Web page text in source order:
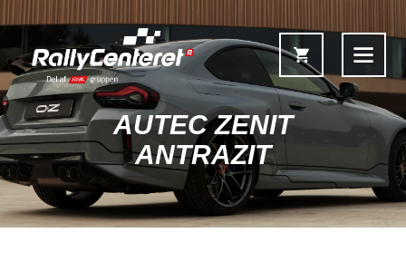
AUTEC ZENIT
ANTRAZIT
Forside
Shop